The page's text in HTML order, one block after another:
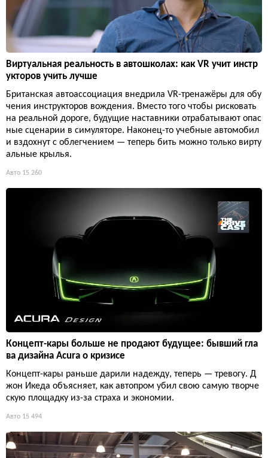
Виртуальная реальность в автошколах: как VR учит инстр
укторов учить лучше
Британская автоассоциация внедрила VR-тренажёры для обу
чения инструкторов вождения. Вместо того чтобы рисковать
на реальной дороге, будущие наставники отрабатывают опас
ные сценарии в симуляторе. Наконец-то учебные автомобил
и вздохнут с облегчением — теперь бить можно только вирту
альные крылья.
Авто 15 260
Концепт-кары больше не продают будущее: бывший гла
ва дизайна Acura о кризисе
Концепт-кары раньше дарили надежду, теперь — тревогу. Д
жон Икеда объясняет, как автопром убил свою самую творче
скую площадку из-за страха и экономии.
Авто 15 494